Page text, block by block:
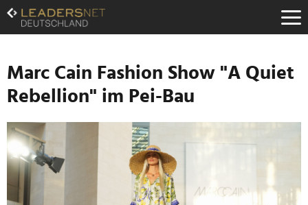
Zum
Inhalt
Zur
Navigation
Zur
Hauptnavigation
Marc Cain Fashion Show "A Quiet
Rebellion" im Pei-Bau